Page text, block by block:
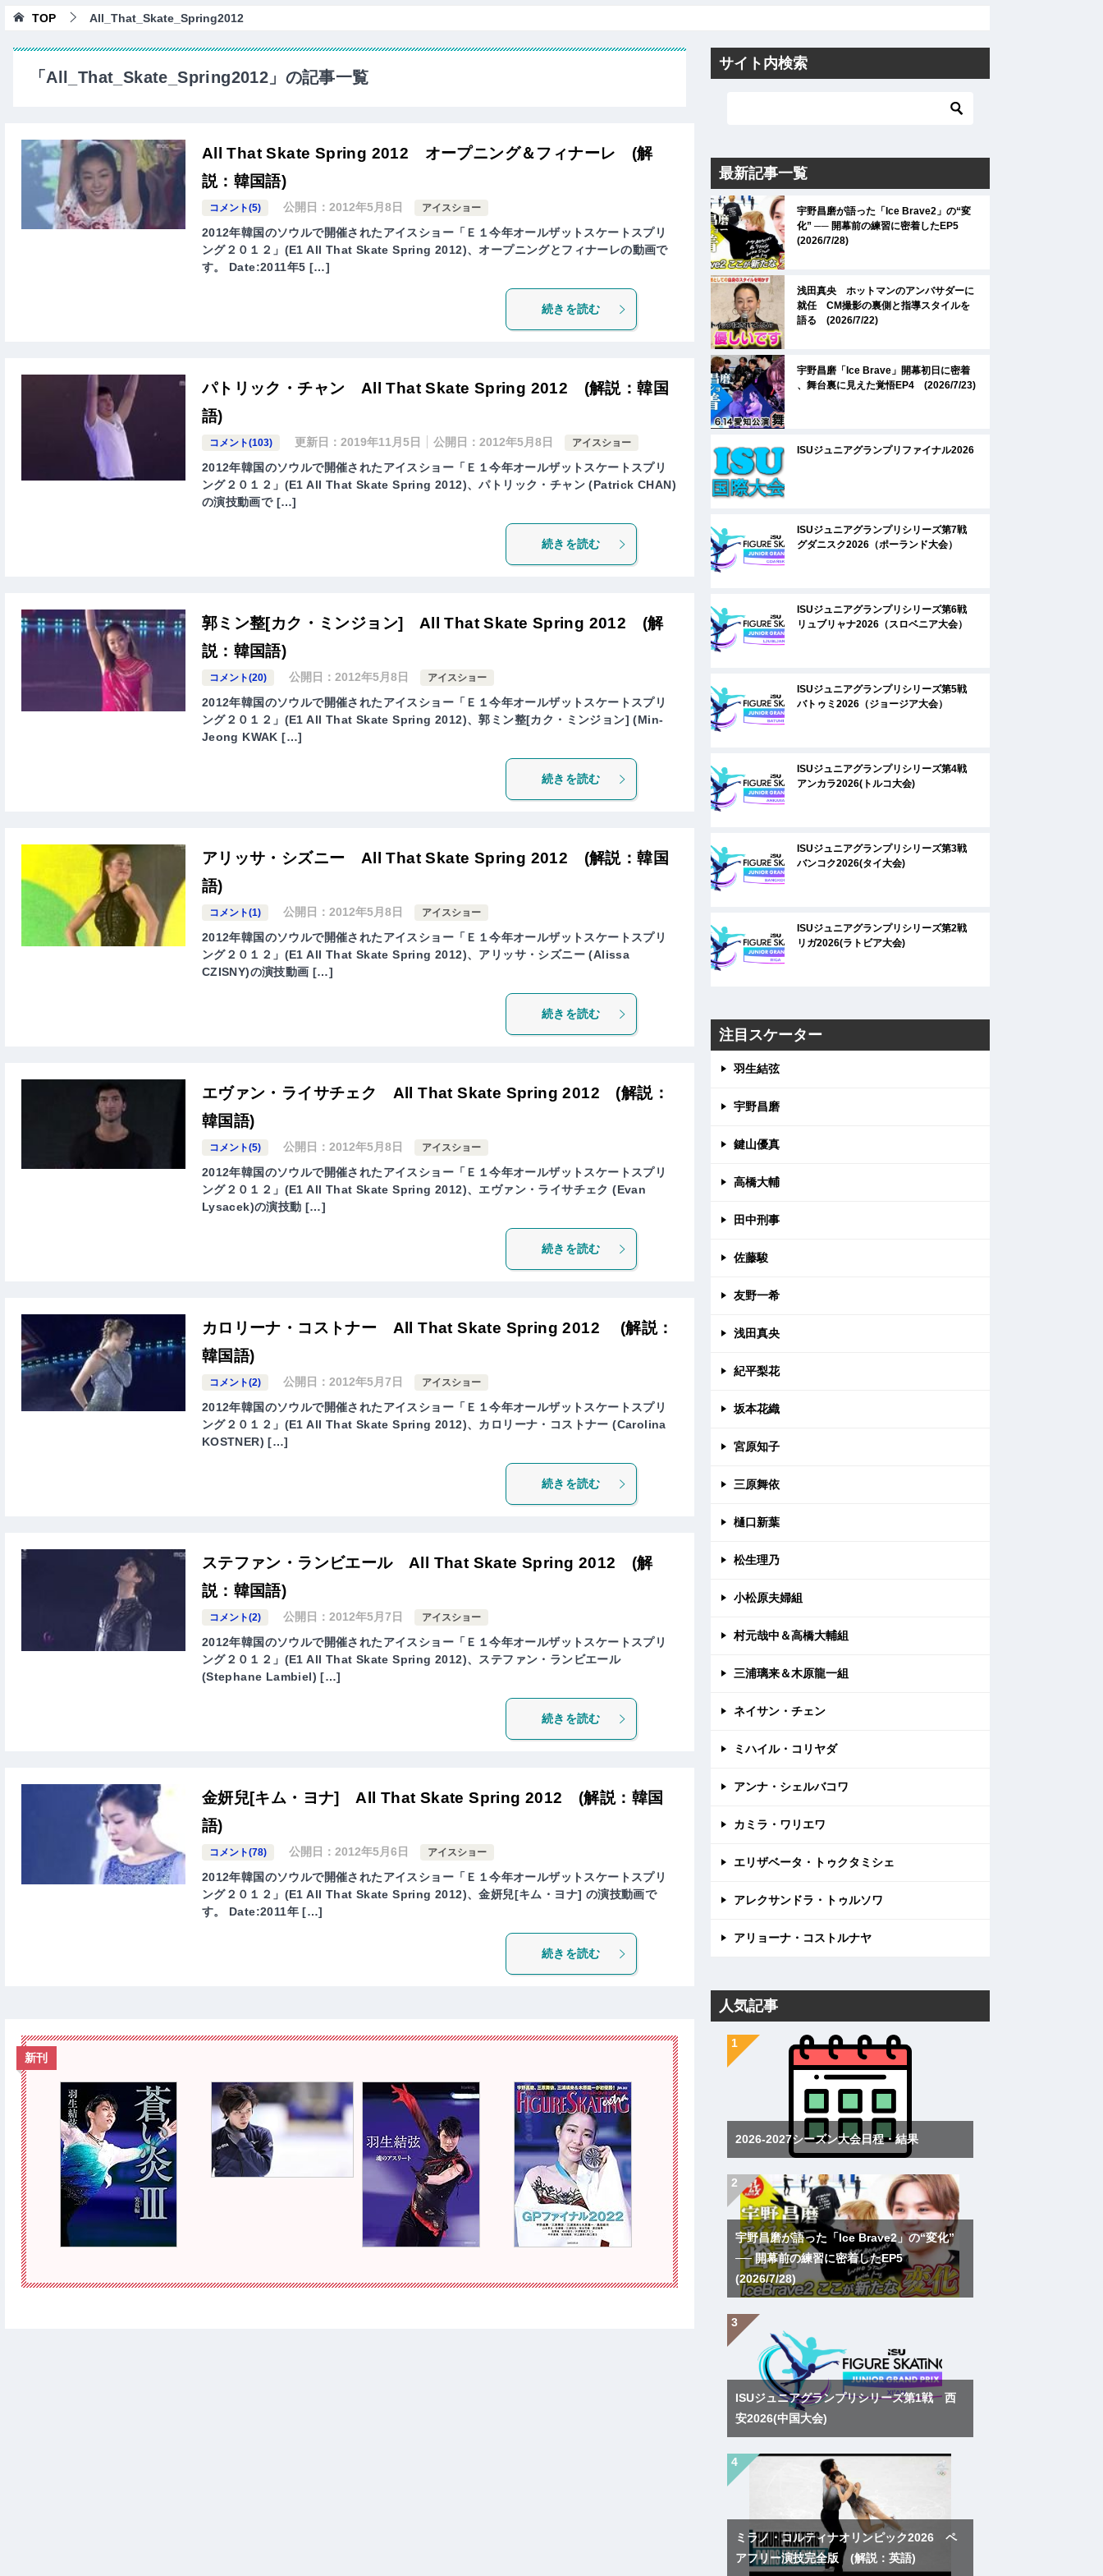
TOP All_That_Skate_Spring2012
「All_That_Skate_Spring2012」の記事一覧
All That Skate Spring 2012 オープニング＆フィナーレ (解
説：韓国語)
コメント(5) 公開日：2012年5月8日 アイスショー
2012年韓国のソウルで開催されたアイスショー「Ｅ１今年オールザットスケートスプリ
ング２０１２」(E1 All That Skate Spring 2012)、オープニングとフィナーレの動画で
す。 Date:2011年5 […]
続きを読む
パトリック・チャン All That Skate Spring 2012 (解説：韓国
語)
コメント(103) 更新日：2019年11月5日 公開日：2012年5月8日 アイスショー
2012年韓国のソウルで開催されたアイスショー「Ｅ１今年オールザットスケートスプリ
ング２０１２」(E1 All That Skate Spring 2012)、パトリック・チャン (Patrick CHAN)
の演技動画で […]
続きを読む
郭ミン整[カク・ミンジョン] All That Skate Spring 2012 (解
説：韓国語)
コメント(20) 公開日：2012年5月8日 アイスショー
2012年韓国のソウルで開催されたアイスショー「Ｅ１今年オールザットスケートスプリ
ング２０１２」(E1 All That Skate Spring 2012)、郭ミン整[カク・ミンジョン] (Min-
Jeong KWAK […]
続きを読む
アリッサ・シズニー All That Skate Spring 2012 (解説：韓国
語)
コメント(1) 公開日：2012年5月8日 アイスショー
2012年韓国のソウルで開催されたアイスショー「Ｅ１今年オールザットスケートスプリ
ング２０１２」(E1 All That Skate Spring 2012)、アリッサ・シズニー (Alissa
CZISNY)の演技動画 […]
続きを読む
エヴァン・ライサチェク All That Skate Spring 2012 (解説：
韓国語)
コメント(5) 公開日：2012年5月8日 アイスショー
2012年韓国のソウルで開催されたアイスショー「Ｅ１今年オールザットスケートスプリ
ング２０１２」(E1 All That Skate Spring 2012)、エヴァン・ライサチェク (Evan
Lysacek)の演技動 […]
続きを読む
カロリーナ・コストナー All That Skate Spring 2012 (解説：
韓国語)
コメント(2) 公開日：2012年5月7日 アイスショー
2012年韓国のソウルで開催されたアイスショー「Ｅ１今年オールザットスケートスプリ
ング２０１２」(E1 All That Skate Spring 2012)、カロリーナ・コストナー (Carolina
KOSTNER) […]
続きを読む
ステファン・ランビエール All That Skate Spring 2012 (解
説：韓国語)
コメント(2) 公開日：2012年5月7日 アイスショー
2012年韓国のソウルで開催されたアイスショー「Ｅ１今年オールザットスケートスプリ
ング２０１２」(E1 All That Skate Spring 2012)、ステファン・ランビエール
(Stephane Lambiel) […]
続きを読む
金妍兒[キム・ヨナ] All That Skate Spring 2012 (解説：韓国
語)
コメント(78) 公開日：2012年5月6日 アイスショー
2012年韓国のソウルで開催されたアイスショー「Ｅ１今年オールザットスケートスプリ
ング２０１２」(E1 All That Skate Spring 2012)、金妍兒[キム・ヨナ] の演技動画で
す。 Date:2011年 […]
続きを読む
新刊
サイト内検索
最新記事一覧
宇野昌磨が語った「Ice Brave2」の“変
化” ── 開幕前の練習に密着したEP5
(2026/7/28)
浅田真央 ホットマンのアンバサダーに
就任 CM撮影の裏側と指導スタイルを
語る (2026/7/22)
宇野昌磨「Ice Brave」開幕初日に密着
、舞台裏に見えた覚悟EP4 (2026/7/23)
ISUジュニアグランプリファイナル2026
ISUジュニアグランプリシリーズ第7戦
グダニスク2026（ポーランド大会）
ISUジュニアグランプリシリーズ第6戦
リュブリャナ2026（スロベニア大会）
ISUジュニアグランプリシリーズ第5戦
バトゥミ2026（ジョージア大会）
ISUジュニアグランプリシリーズ第4戦
アンカラ2026(トルコ大会)
ISUジュニアグランプリシリーズ第3戦
バンコク2026(タイ大会)
ISUジュニアグランプリシリーズ第2戦
リガ2026(ラトビア大会)
注目スケーター
羽生結弦
宇野昌磨
鍵山優真
高橋大輔
田中刑事
佐藤駿
友野一希
浅田真央
紀平梨花
坂本花織
宮原知子
三原舞依
樋口新葉
松生理乃
小松原夫婦組
村元哉中＆高橋大輔組
三浦璃来＆木原龍一組
ネイサン・チェン
ミハイル・コリヤダ
アンナ・シェルバコワ
カミラ・ワリエワ
エリザベータ・トゥクタミシェ
アレクサンドラ・トゥルソワ
アリョーナ・コストルナヤ
人気記事
2026-2027シーズン大会日程・結果
宇野昌磨が語った「Ice Brave2」の“変化”
── 開幕前の練習に密着したEP5
(2026/7/28)
ISUジュニアグランプリシリーズ第1戦 西
安2026(中国大会)
ミラノ・コルティナオリンピック2026 ペ
アフリー演技完全版 (解説：英語)